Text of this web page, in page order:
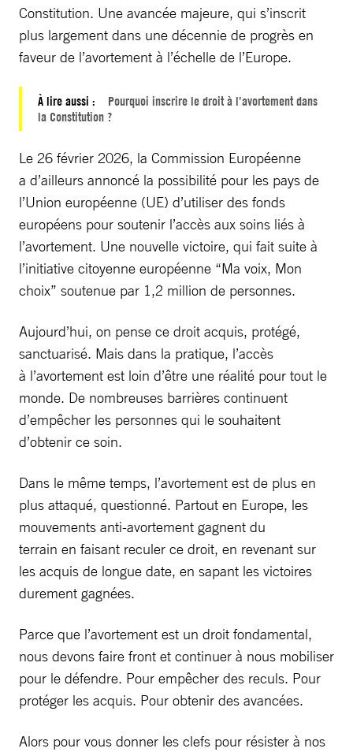
Constitution. Une avancée majeure, qui s’inscrit
plus largement dans une décennie de progrès en
faveur de l’avortement à l’échelle de l’Europe.
À lire aussi :
Pourquoi inscrire le droit à l’avortement dans
la Constitution ?
Le 26 février 2026, la Commission Européenne
a d’ailleurs annoncé la possibilité pour les pays de
l’Union européenne (UE) d’utiliser des fonds
européens pour soutenir l’accès aux soins liés à
l’avortement. Une nouvelle victoire, qui fait suite à
l’initiative citoyenne européenne “Ma voix, Mon
choix” soutenue par 1,2 million de personnes.
Aujourd’hui, on pense ce droit acquis, protégé,
sanctuarisé. Mais dans la pratique, l’accès
à l’avortement est loin d’être une réalité pour tout le
monde. De nombreuses barrières continuent
d’empêcher les personnes qui le souhaitent
d’obtenir ce soin.
Dans le même temps, l’avortement est de plus en
plus attaqué, questionné. Partout en Europe, les
mouvements anti-avortement gagnent du
terrain en faisant reculer ce droit, en revenant sur
les acquis de longue date, en sapant les victoires
durement gagnées.
Parce que l’avortement est un droit fondamental,
nous devons faire front et continuer à nous mobiliser
pour le défendre. Pour empêcher des reculs. Pour
protéger les acquis. Pour obtenir des avancées.
Alors pour vous donner les clefs pour résister à nos